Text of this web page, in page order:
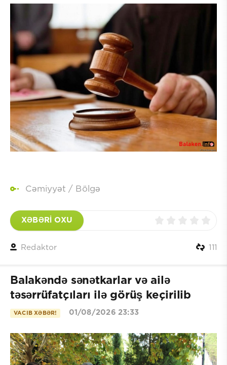
Cəmiyyət / Bölgə
XƏBƏRİ OXU
Redaktor 111
Balakəndə sənətkarlar və ailə
təsərrüfatçıları ilə görüş keçirilib
VACIB XƏBƏR! 01/08/2026 23:33